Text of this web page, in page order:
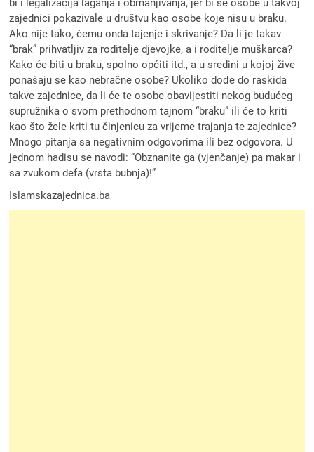
bi i legalizacija laganja i obmanjivanja, jer bi se osobe u takvoj
zajednici pokazivale u društvu kao osobe koje nisu u braku.
Ako nije tako, čemu onda tajenje i skrivanje? Da li je takav
“brak” prihvatljiv za roditelje djevojke, a i roditelje muškarca?
Kako će biti u braku, spolno općiti itd., a u sredini u kojoj žive
ponašaju se kao nebračne osobe? Ukoliko dođe do raskida
takve zajednice, da li će te osobe obavijestiti nekog budućeg
supružnika o svom prethodnom tajnom “braku” ili će to kriti
kao što žele kriti tu činjenicu za vrijeme trajanja te zajednice?
Mnogo pitanja sa negativnim odgovorima ili bez odgovora. U
jednom hadisu se navodi: “Obznanite ga (vjenčanje) pa makar i
sa zvukom defa (vrsta bubnja)!”
Islamskazajednica.ba